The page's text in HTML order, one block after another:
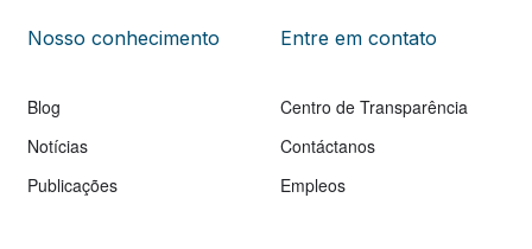
Nosso conhecimento
Blog
Notícias
Publicações
Entre em contato
Centro de Transparência
Contáctanos
Empleos